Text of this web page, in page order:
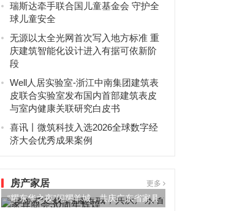
瑞斯达牵手联合国儿童基金会 守护全
球儿童安全
无源以太全光网首次写入地方标准 重
庆建筑智能化设计进入有据可依新阶
段
Well人居实验室-浙江中南集团建筑表
皮联合实验室发布国内首部建筑表皮
与室内健康关联研究白皮书
喜讯丨微筑科技入选2026全球数字经
济大会优秀成果案例
房产家居 更多
“耀东华之夜”闪耀羊城，共庆广东省家具